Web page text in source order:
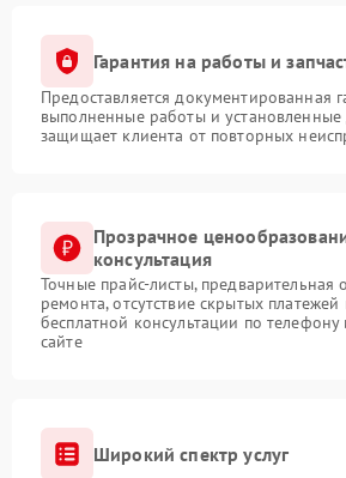
Гарантия на работы и
Предоставляется документированная
выполненные работы и установленные
защищает клиента от повторных
Прозрачное
консультация
Точные прайс-листы, предварительная
ремонта, отсутствие скрытых
бесплатной консультации по
сайте
Широкий спектр услуг